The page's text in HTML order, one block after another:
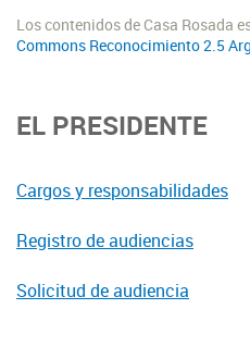
Los contenidos de Casa Rosada
Commons Reconocimiento 2.5
EL PRESIDENTE
Cargos y responsabilidades
Registro de audiencias
Solicitud de audiencia